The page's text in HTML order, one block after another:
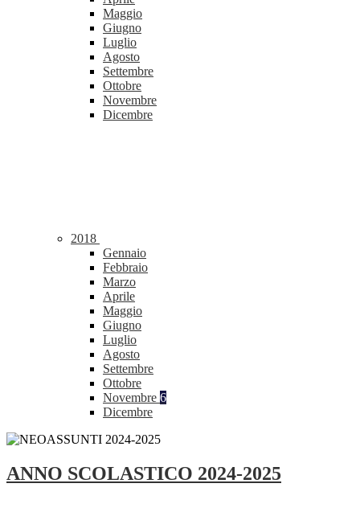
Maggio
Giugno
Luglio
Agosto
Settembre
Ottobre
Novembre
Dicembre
2018
Gennaio
Febbraio
Marzo
Aprile
Maggio
Giugno
Luglio
Agosto
Settembre
Ottobre
Novembre 6
Dicembre
ANNO SCOLASTICO 2024-2025